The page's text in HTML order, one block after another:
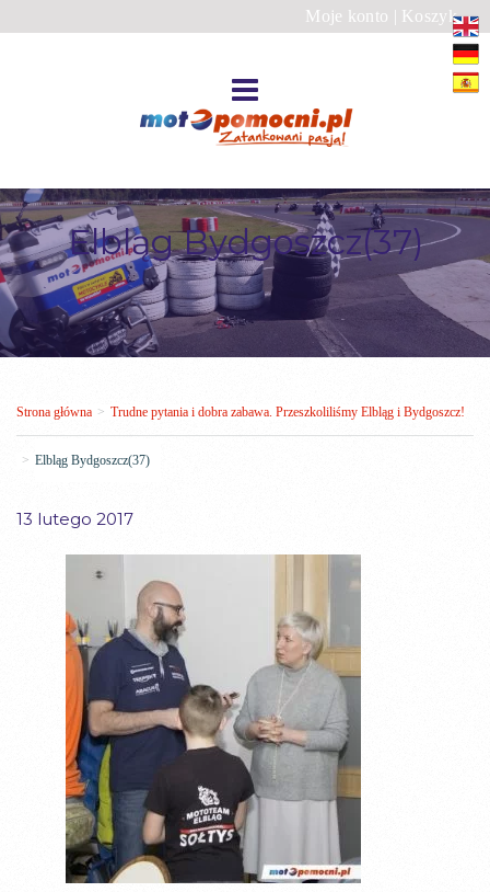
Moje konto | Koszyk
Elbląg Bydgoszcz(37)
Strona główna > Trudne pytania i dobra zabawa. Przeszkoliliśmy Elbląg i Bydgoszcz!
> Elbląg Bydgoszcz(37)
13 lutego 2017